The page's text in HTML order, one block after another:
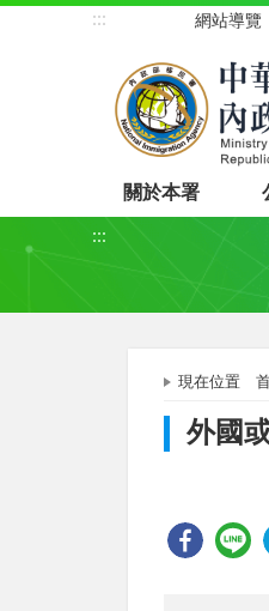
::: 網站導覽
關於本署
:::
現在位置
外國